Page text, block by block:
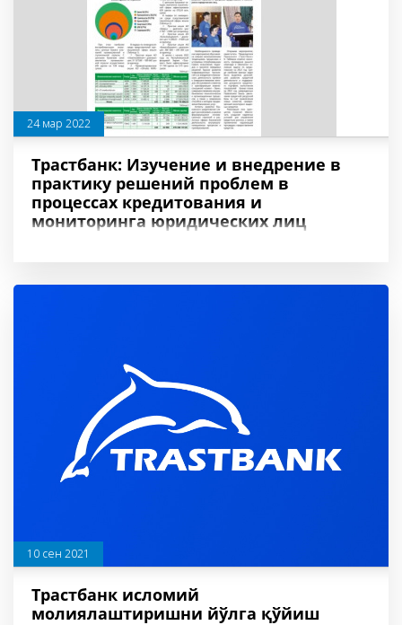
24 мар 2022
Трастбанк: Изучение и внедрение в
практику решений проблем в
процессах кредитования и
мониторинга юридических лиц
10 сен 2021
Трастбанк исломий
молиялаштиришни йўлга қўйиш